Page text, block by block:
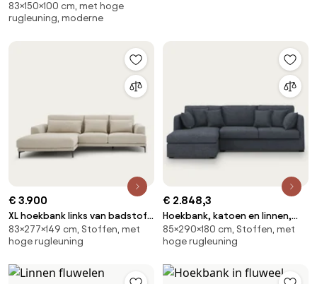
chenille fluweel, Alwine
83×150×100 cm, met hoge
rugleuning, moderne
€ 3.900
XL hoekbank links van badstof,
MARSILE
83×277×149 cm, Stoffen, met
hoge rugleuning
€ 2.848,3
Hoekbank, katoen en linnen,
Néo Kinkajou
85×290×180 cm, Stoffen, met
hoge rugleuning